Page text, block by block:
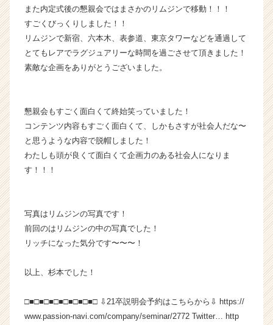
く
就
サ
イ
ト
キ
ャ
ア
（C
r
C
r
また内定式後の懇親会ではまさかのリムジンで移動！！！
すごくびっくりしました！！
リムジンで新宿、六本木、表参道、東京タワーなどを通過して
とてもレアでラグジュアリーな時間を過ごさせて頂きました！
素敵な企画をありがとうございました。
懇親会もすごく面白くて終始笑っていました！
コンテンツ内容もすごく面白くて、しかもさすが社会人だな〜
と思うような内容で脱帽しました！
わたしも頭が良くて面白くて企画力のある社会人になりま
す！！！
写真はリムジンの写真です！
前回のはリムジンの中の写真でした！
リッチになった気分です〜〜〜！
以上、杉本でした！
□■□■□■□■□■□■□■□ ⇩21卒説明会予約はこちらから⇩ https://
www.passion-navi.com/company/seminar/2772 Twitter… http